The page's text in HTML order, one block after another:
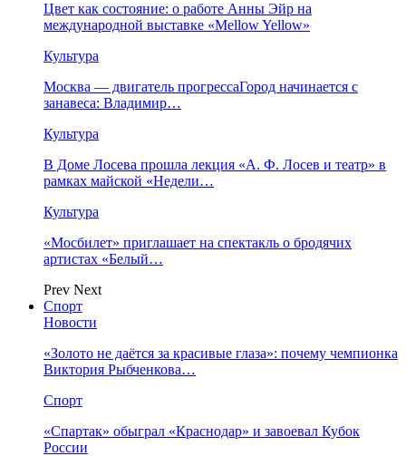
Цвет как состояние: о работе Анны Эйр на
международной выставке «Mellow Yellow»
Культура
Москва — двигатель прогрессаГород начинается с
занавеса: Владимир…
Культура
В Доме Лосева прошла лекция «А. Ф. Лосев и театр» в
рамках майской «Недели…
Культура
«Мосбилет» приглашает на спектакль о бродячих
артистах «Белый…
Prev Next
Спорт
Новости
«Золото не даётся за красивые глаза»: почему чемпионка
Виктория Рыбченкова…
Спорт
«Спартак» обыграл «Краснодар» и завоевал Кубок
России